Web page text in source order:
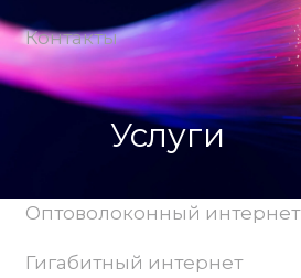
Контакты
Услуги
Оптоволоконный интернет
Гигабитный интернет